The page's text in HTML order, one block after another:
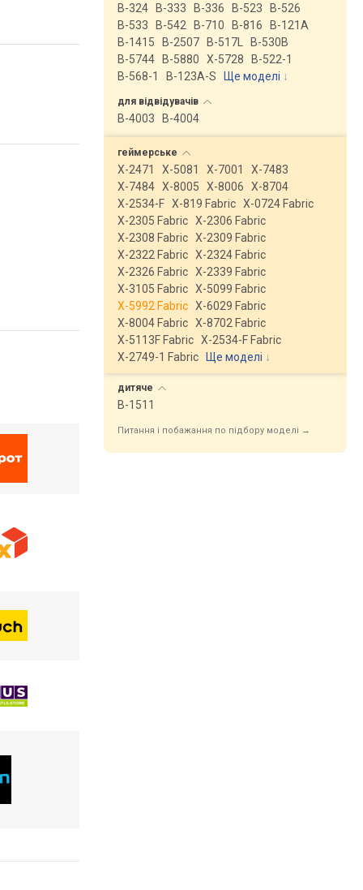
B-324 B-333 B-336 B-523
B-526
B-533
B-542 B-710 B-816
B-121A
B-1415
B-2507 B-517L
B-530B
B-5744
B-5880 X-5728
B-522-1
B-568-1
B-123A-S Ще моделі ↓
для відвідувачів
B-4003 B-4004
геймерське
X-2471 X-5081 X-7001
X-7483
X-7484 X-8005 X-8006
X-8704
X-2534-F X-819 Fabric X-0724 Fabric
X-2305 Fabric X-2306 Fabric
X-2308 Fabric X-2309 Fabric
X-2322 Fabric X-2324 Fabric
X-2326 Fabric X-2339 Fabric
X-3105 Fabric X-5099 Fabric
X-5992 Fabric X-6029 Fabric
X-8004 Fabric X-8702 Fabric
X-5113F Fabric X-2534-F Fabric
X-2749-1 Fabric
Ще моделі ↓
дитяче
B-1511
Питання і побажання по підбору моделі →